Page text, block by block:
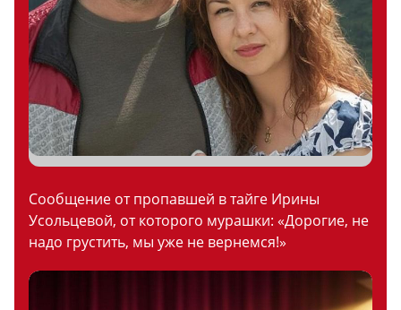
Сообщение от пропавшей в тайге Ирины
Усольцевой, от которого мурашки: «Дорогие, не
надо грустить, мы уже не вернемся!»